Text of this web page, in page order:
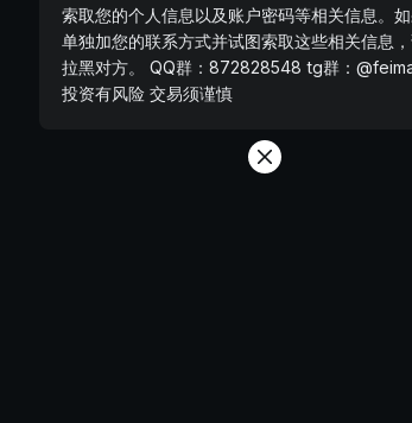
索取您的个人信息以及账户密码等相关信息。如
单独加您的联系方式并试图索取这些相关信息
拉黑对方。 QQ群：872828548 tg群：
投资有风险 交易须谨慎